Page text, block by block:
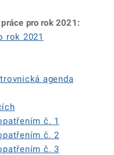
pro rok 2021:
rok 2021
agenda
č. 1
č. 2
č. 3